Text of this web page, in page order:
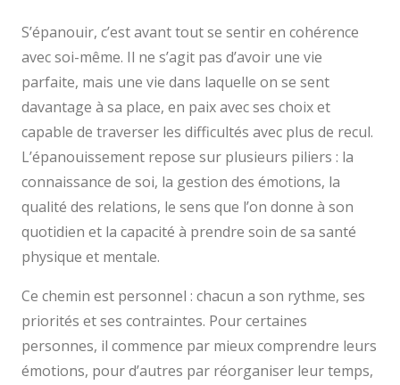
S’épanouir, c’est avant tout se sentir en cohérence
avec soi-même. Il ne s’agit pas d’avoir une vie
parfaite, mais une vie dans laquelle on se sent
davantage à sa place, en paix avec ses choix et
capable de traverser les difficultés avec plus de recul.
L’épanouissement repose sur plusieurs piliers : la
connaissance de soi, la gestion des émotions, la
qualité des relations, le sens que l’on donne à son
quotidien et la capacité à prendre soin de sa santé
physique et mentale.
Ce chemin est personnel : chacun a son rythme, ses
priorités et ses contraintes. Pour certaines
personnes, il commence par mieux comprendre leurs
émotions, pour d’autres par réorganiser leur temps,